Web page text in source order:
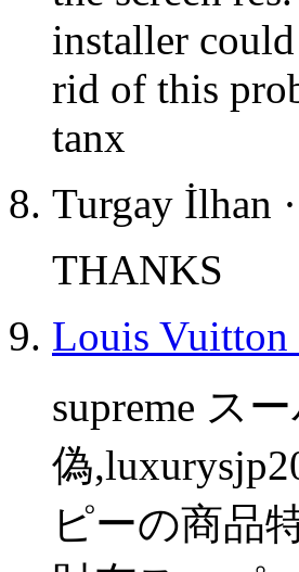
installer
rid of this
tanx
Turgay İlhan
THANKS
Louis Vuitton
supreme ス
偽
ピーの商品